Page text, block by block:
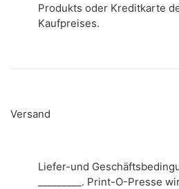
Produkts oder Kreditkarte
Kaufpreises.
Versand
Liefer-und
_________. Print-O-Presse